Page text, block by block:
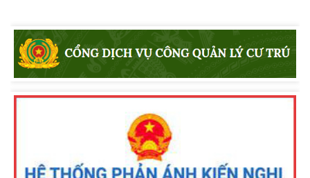
thông, phòng chống đuối nước và
trợ
phường Nam Gia Nghĩa trong đấu
tranh phòng, chống tội phạm